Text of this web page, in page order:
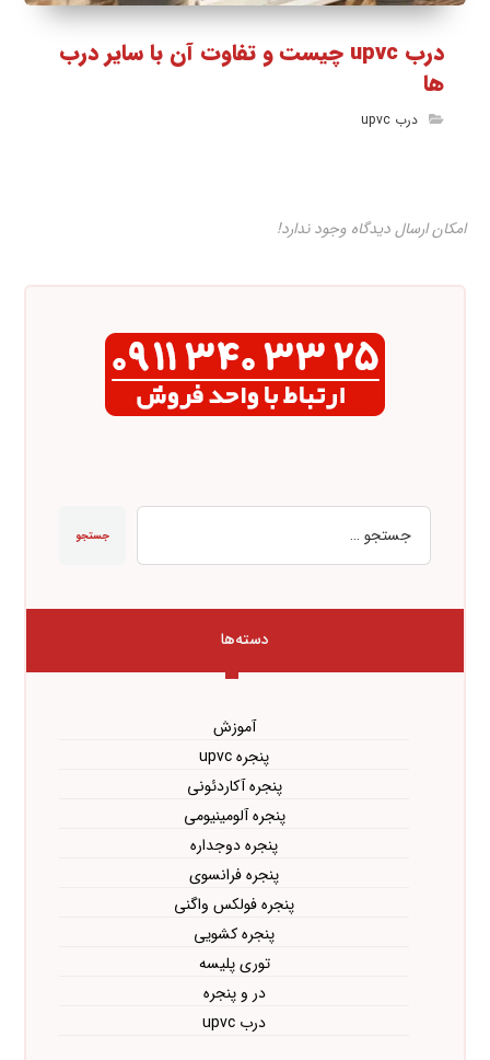
درب upvc چیست و تفاوت آن با سایر درب
ها
درب upvc
امکان ارسال دیدگاه وجود ندارد!
جستجو
دسته‌ها
آموزش
پنجره upvc
پنجره آکاردئونی
پنجره آلومینیومی
پنجره دوجداره
پنجره فرانسوی
پنجره فولکس واگنی
پنجره کشویی
توری پلیسه
در و پنجره
درب upvc